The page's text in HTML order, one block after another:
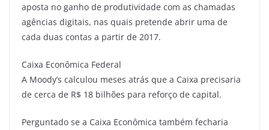
aposta no ganho de produtividade com as chamadas
agências digitais, nas quais pretende abrir uma de
cada duas contas a partir de 2017.
Caixa Econômica Federal
A Moody’s calculou meses atrás que a Caixa precisaria
de cerca de R$ 18 bilhões para reforço de capital.
Perguntado se a Caixa Econômica também fecharia